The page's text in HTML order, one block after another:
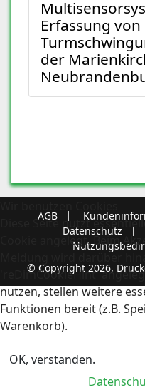
Erfassung von
der
AGB
Datenschutz
© Copyright 2026,
Diese Seite nutzt
Cookie angelegt. Beim
Meldung wird darüber
'reDimCookieHint'
nutzen, stellen weitere
Funktionen bereit (z.B.
Warenkorb).
OK, verstanden.